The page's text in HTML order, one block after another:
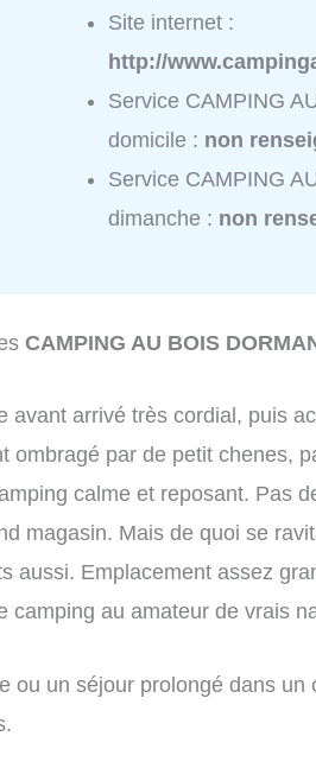
Site internet :
http://
Service CAMPING
domicile : non
Service CAMPING
dimanche : non
CAMPING AU BOIS
avant arrivé très cordial, puis
ombragé par de petit chenes,
calme et reposant. Pas
magasin. Mais de quoi se
aussi. Emplacement assez
camping au amateur de vrais
ou un séjour prolongé dans un